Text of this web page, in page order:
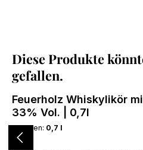
Produktgalerie überspringen
Diese Produkte
gefallen.
Feuerholz Whiskylikör
33% Vol. | 0,7l
Volumen: 0,7 l